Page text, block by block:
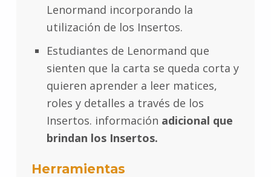
Lenormand incorporando la
utilización de los Insertos.
Estudiantes de Lenormand que
sienten que la carta se queda corta y
quieren aprender a leer matices,
roles y detalles a través de los
Insertos. información adicional que
brindan los Insertos.
Herramientas